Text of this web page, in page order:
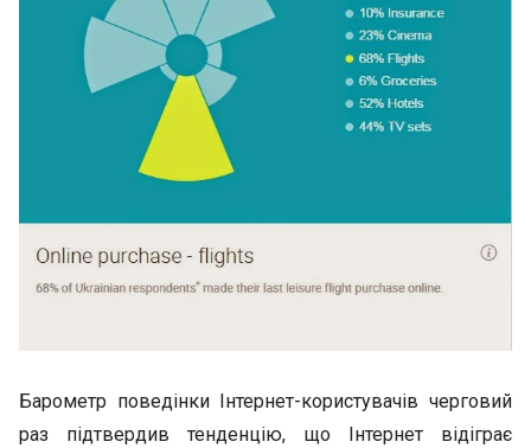
Барометр поведінки Інтернет-користувачів черговий
раз підтвердив тенденцію, що Інтернет відіграє